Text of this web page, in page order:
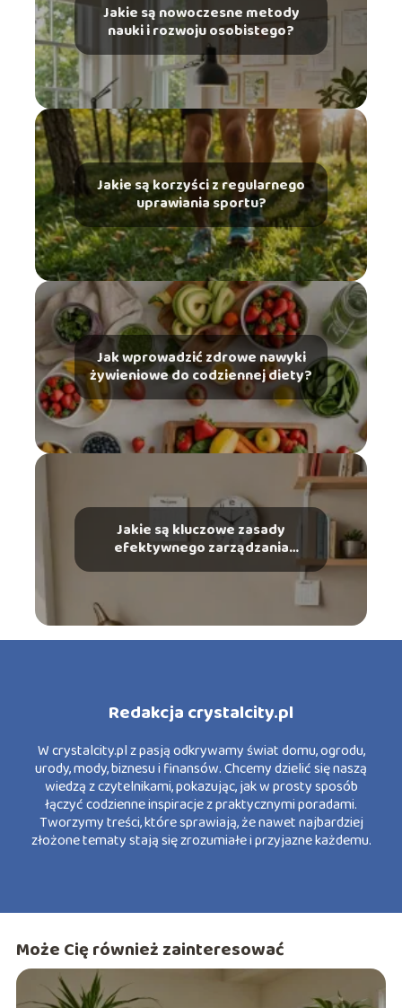
Jakie są nowoczesne metody
nauki i rozwoju osobistego?
Jakie są korzyści z regularnego
uprawiania sportu?
Jak wprowadzić zdrowe nawyki
żywieniowe do codziennej diety?
Jakie są kluczowe zasady
efektywnego zarządzania
Redakcja crystalcity.pl
W crystalcity.pl z pasją odkrywamy świat domu, ogrodu,
urody, mody, biznesu i finansów. Chcemy dzielić się naszą
wiedzą z czytelnikami, pokazując, jak w prosty sposób
łączyć codzienne inspiracje z praktycznymi poradami.
Tworzymy treści, które sprawiają, że nawet najbardziej
złożone tematy stają się zrozumiałe i przyjazne każdemu.
Może Cię również zainteresować